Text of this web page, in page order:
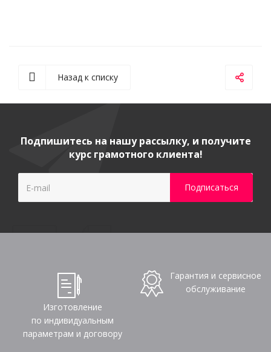
Назад к списку
Подпишитесь на нашу рассылку, и получите
курс грамотного клиента!
Изготовление
по индивидуальным
параметрам и договору
Гарантия и сервисное
обслуживание